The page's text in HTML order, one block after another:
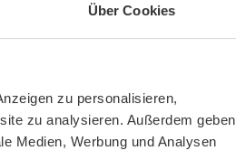
Über Cookies
zu personalisieren,
zu analysieren. Außerdem geben
Medien, Werbung und Analysen